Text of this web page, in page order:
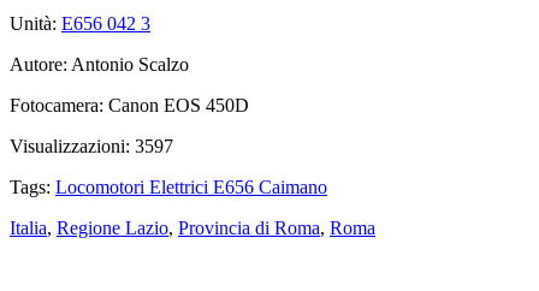
Unità: E656 042 3
Autore: Antonio Scalzo
Fotocamera: Canon EOS 450D
Visualizzazioni: 3597
Tags: Locomotori Elettrici E656 Caimano
Italia, Regione Lazio, Provincia di Roma, Roma